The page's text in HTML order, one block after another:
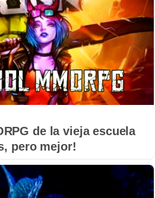
de la vieja escuela
pero mejor!